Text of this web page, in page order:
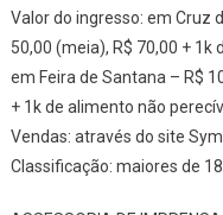
Valor do ingresso: em Cruz
50,00 (meia), R$ 70,00 + 1k
em Feira de Santana – R$
+ 1k de alimento não
Vendas: através do site
Classificação: maiores de